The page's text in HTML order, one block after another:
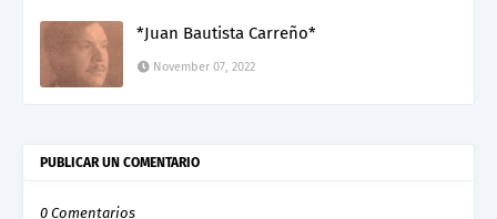
*Juan Bautista Carreño*
November 07, 2022
PUBLICAR UN COMENTARIO
0 Comentarios